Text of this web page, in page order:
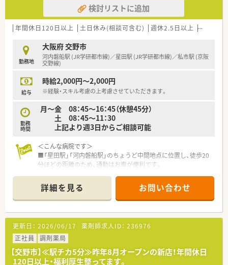
【勤務実態について】
■残業がほぼゼロで、希望休も通りやすいため、ワークライフバ
ランスを保てます。
する社員もいます。
■週40時間勤務を基本に、個人の希望に応じて柔軟なシフト調
整が可能です。
検討リストに追加
年間休日120日以上 土日休み(相談可含む) 週休2.5日以上 週32h以
勤務地
大阪府 交野市
河内磐船駅 (JR学研都市線)／星田駅 (JR学研都市線)／私市駅 (京阪
交野線)
給与
時給2,000円～2,000円
※経験・スキル考慮の上考慮させていただきます。
勤務
時間
月～金 08：45～16：45（休憩45分）
土 08：45～11：30
上記より週3日からご相談可能
＜こんな病院です＞
■「星田駅」「河内磐船駅」のちょうど中間地点に位置し、徒歩20
分ほどの距離のため、通勤はお車が便利です。
おります。標榜科目は、内科、小児科、循環器科、消化器科、耳鼻
咽喉科、リハビリテーション科、アレルギー科、放射線科で地域
の患者様の健康を支えています。
■薬剤科は常勤4名体制で対応しています。
外来は院外処方で門前の調剤薬局でとなっており、入院患者様に
集中できる環境です。
■様々な部署の方と声をかけながら連携を取っており、活気のあ
る院内となっています。
詳細を見る お問い合わせ
更新日： 2026/06/17 薬剤師求人ID： 236976
正社員
調剤薬局
【交野市】≪駅チカ5分≫昨年8月オープンの新店！年間休日
120日以上・福利厚生整ってます。